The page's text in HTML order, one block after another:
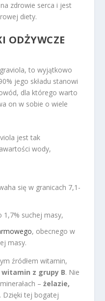
zdrowie serca i jest
diety.
ODŻYWCZE
to wyjątkowo
jego składu stanowi
dla którego warto
on w sobie o wiele
jest tak
wody,
się w granicach 7,1-
1,7% suchej masy,
, obecnego w
masy.
źródłem witamin,
witamin z grupy B. Nie
–żelazie,
. Dzięki tej bogatej